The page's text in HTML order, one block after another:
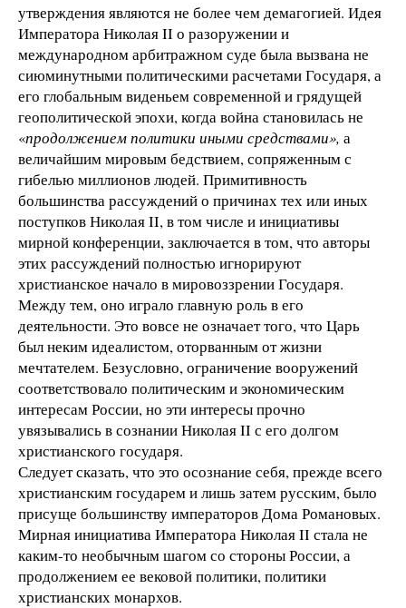
утверждения являются не более чем демагогией. Идея
Императора Николая II о разоружении и
международном арбитражном суде была вызвана не
сиюминутными политическими расчетами Государя, а
его глобальным виденьем современной и грядущей
геополитической эпохи, когда война становилась не
«продолжением политики иными средствами», а
величайшим мировым бедствием, сопряженным с
гибелью миллионов людей. Примитивность
большинства рассуждений о причинах тех или иных
поступков Николая II, в том числе и инициативы
мирной конференции, заключается в том, что авторы
этих рассуждений полностью игнорируют
христианское начало в мировоззрении Государя.
Между тем, оно играло главную роль в его
деятельности. Это вовсе не означает того, что Царь
был неким идеалистом, оторванным от жизни
мечтателем. Безусловно, ограничение вооружений
соответствовало политическим и экономическим
интересам России, но эти интересы прочно
увязывались в сознании Николая II с его долгом
христианского государя.
Следует сказать, что это осознание себя, прежде всего
христианским государем и лишь затем русским, было
присуще большинству императоров Дома Романовых.
Мирная инициатива Императора Николая II стала не
каким-то необычным шагом со стороны России, а
продолжением ее вековой политики, политики
христианских монархов.